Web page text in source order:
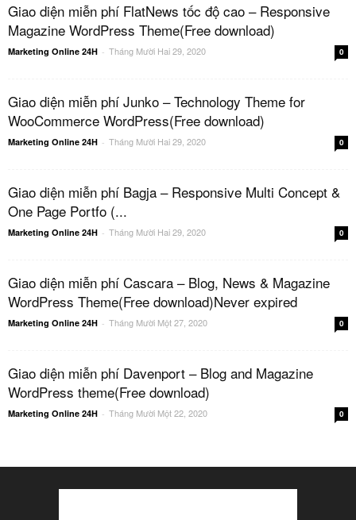
Giao diện miễn phí FlatNews tốc độ cao – Responsive
Magazine WordPress Theme(Free download)
Marketing Online 24H - Tháng Mười Hai 29, 2020 0
Giao diện miễn phí Junko – Technology Theme for
WooCommerce WordPress(Free download)
Marketing Online 24H - Tháng Mười Hai 29, 2020 0
Giao diện miễn phí Bagja – Responsive Multi Concept &
One Page Portfo (...
Marketing Online 24H - Tháng Mười Hai 29, 2020 0
Giao diện miễn phí Cascara – Blog, News & Magazine
WordPress Theme(Free download)Never expired
Marketing Online 24H - Tháng Mười Một 27, 2020 0
Giao diện miễn phí Davenport – Blog and Magazine
WordPress theme(Free download)
Marketing Online 24H - Tháng Mười Một 22, 2020 0